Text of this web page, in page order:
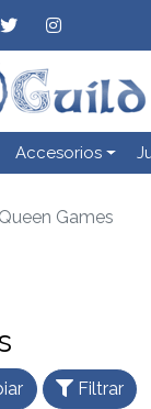
Accesorios
Queen Games
Filtrar